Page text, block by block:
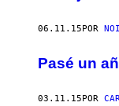
06.11.15POR
Pasé un
03.11.15 POR